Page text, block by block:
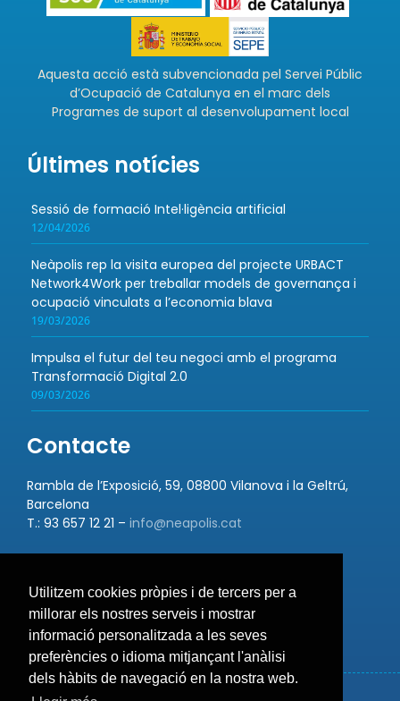
Utilitzem cookies pròpies i de tercers per a
millorar els nostres serveis i mostrar
informació personalitzada a les seves
preferències o idioma mitjançant l'anàlisi
dels hàbits de navegació en la nostra web.
Aquesta acció està subvencionada pel Servei Públic
d’Ocupació de Catalunya en el marc dels
Programes de suport al desenvolupament local
Últimes notícies
Sessió de formació Intel·ligència artificial
12/04/2026
Neàpolis rep la visita europea del projecte URBACT
Network4Work per treballar models de governança i
ocupació vinculats a l’economia blava
19/03/2026
Impulsa el futur del teu negoci amb el programa
Transformació Digital 2.0
09/03/2026
Contacte
Rambla de l’Exposició, 59, 08800 Vilanova i la Geltrú,
Barcelona
T.: 93 657 12 21 – info@neapolis.cat
Bústia de suggeriments